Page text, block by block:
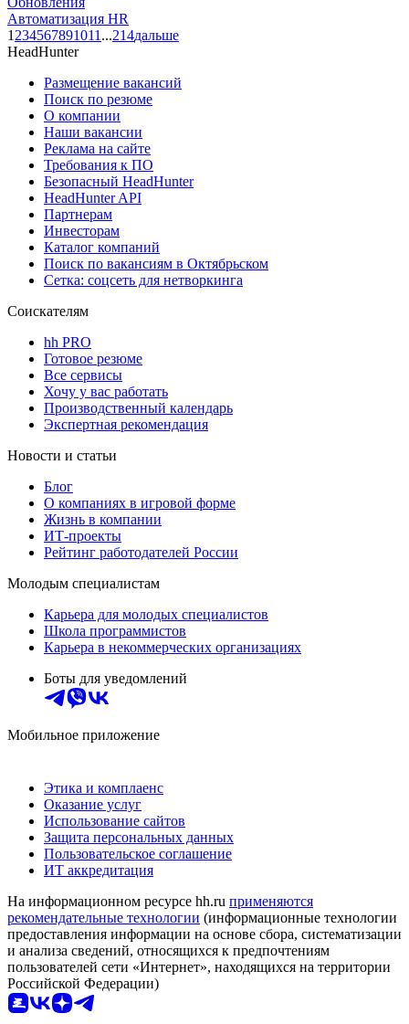
Автоматизация HR
1 234567891011 ...214дальше
HeadHunter
Размещение вакансий
Поиск по резюме
О компании
Наши вакансии
Реклама на сайте
Требования к ПО
Безопасный HeadHunter
HeadHunter API
Партнерам
Инвесторам
Каталог компаний
Поиск по вакансиям в Октябрьском
Сетка: соцсеть для нетворкинга
Соискателям
hh PRO
Готовое резюме
Все сервисы
Хочу у вас работать
Производственный календарь
Экспертная рекомендация
Новости и статьи
Блог
О компаниях в игровой форме
Жизнь в компании
ИТ-проекты
Рейтинг работодателей России
Молодым специалистам
Карьера для молодых специалистов
Школа программистов
Карьера в некоммерческих организациях
Боты для уведомлений
Мобильное приложение
Этика и комплаенс
Оказание услуг
Использование сайтов
Защита персональных данных
Пользовательское соглашение
ИТ аккредитация
На информационном ресурсе hh.ru применяются
рекомендательные технологии (информационные технологии
предоставления информации на основе сбора, систематизации
и анализа сведений, относящихся к предпочтениям
пользователей сети «Интернет», находящихся на территории
Российской Федерации)